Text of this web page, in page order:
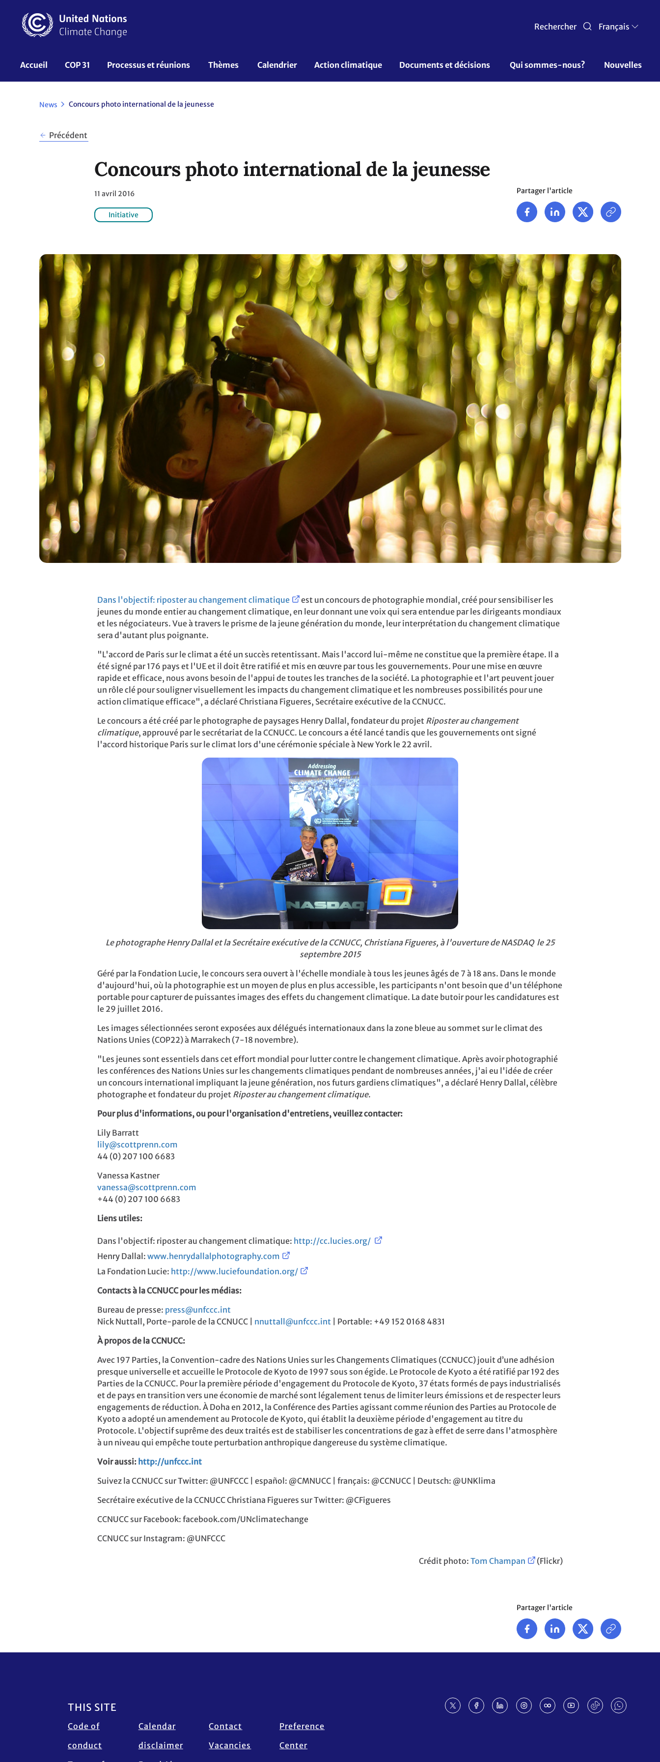
contenu
principal
Rechercher Français
UNFCCC
Nav
Accueil COP 31 Processus et réunions Thèmes Calendrier Action climatique Documents et décisions Qui sommes-nous? Nouvelles
News Concours photo international de la jeunesse
Précédent
Concours photo international de la jeunesse
11 avril 2016
Initiative
Partager l'article
Dans l'objectif: riposter au changement climatique
est un concours de photographie mondial, créé pour sensibiliser les
jeunes du monde entier au changement climatique, en leur donnant une voix qui sera entendue par les dirigeants mondiaux
et les négociateurs. Vue à travers le prisme de la jeune génération du monde, leur interprétation du changement climatique
sera d'autant plus poignante.
"L'accord de Paris sur le climat a été un succès retentissant. Mais l'accord lui-même ne constitue que la première étape. Il a
été signé par 176 pays et l'UE et il doit être ratifié et mis en œuvre par tous les gouvernements. Pour une mise en œuvre
rapide et efficace, nous avons besoin de l'appui de toutes les tranches de la société. La photographie et l'art peuvent jouer
un rôle clé pour souligner visuellement les impacts du changement climatique et les nombreuses possibilités pour une
action climatiqueefficace", a déclaré Christiana Figueres, Secrétaire exécutive de la CCNUCC.
Le concours a été créé par le photographe de paysages Henry Dallal, fondateur du projet Riposter au changement
climatique, approuvé par le secrétariat de la CCNUCC. Le concours a été lancé tandis que les gouvernements ont signé
l'accord historique Paris sur le climat lors d'une cérémonie spéciale à New York le 22 avril.
Le photographe Henry Dallal et la Secrétaire exécutive de la CCNUCC, Christiana Figueres, à l'ouverture de NASDAQ le 25
septembre 2015
Géré par la Fondation Lucie, le concours sera ouvert à l'échelle mondiale à tous les jeunes âgés de 7 à 18 ans. Dans le monde
d'aujourd'hui, où la photographie est un moyen de plus en plus accessible, les participants n'ont besoin que d'un téléphone
portable pour capturer de puissantes images des effets du changement climatique. La date butoir pour les candidatures est
le 29 juillet 2016.
Les images sélectionnées seront exposées aux délégués internationauxdans la zone bleue au sommet sur le climat des
Nations Unies (COP22) à Marrakech (7-18 novembre).
"Les jeunes sont essentiels dans cet effort mondial pour lutter contre le changement climatique. Après avoir photographié
les conférences des Nations Unies sur les changements climatiques pendant de nombreuses années, j'ai eu l'idée de créer
un concours international impliquant la jeune génération, nos futurs gardiens climatiques", a déclaré Henry Dallal, célèbre
photographe et fondateur du projet Riposter au changement climatique.
Pour plus d'informations, ou pour l'organisation d'entretiens, veuillez contacter:
Lily Barratt
lily@scottprenn.com
44 (0) 207 100 6683
Vanessa Kastner
vanessa@scottprenn.com
+44 (0) 207 100 6683
Liens utiles:
Dans l'objectif: riposter au changement climatique: http://cc.lucies.org/
Henry Dallal: www.henrydallalphotography.com
La Fondation Lucie: http://www.luciefoundation.org/
Contacts à la CCNUCC pour les médias:
Bureau de presse: press@unfccc.int
Nick Nuttall, Porte-parole de la CCNUCC | nnuttall@unfccc.int | Portable: +49 152 0168 4831
À propos de la CCNUCC:
Avec 197 Parties, la Convention-cadre des Nations Unies sur les Changements Climatiques (CCNUCC) jouit d’une adhésion
presque universelle et accueille le Protocole de Kyoto de 1997 sous son égide. Le Protocole de Kyoto a été ratifié par 192 des
Parties de la CCNUCC. Pour la première période d'engagement du Protocole de Kyoto, 37 états formés de pays industrialisés
et de pays en transition vers une économie de marché sont légalement tenus de limiter leurs émissions et de respecter leurs
engagements de réduction. À Doha en 2012, la Conférence des Parties agissant comme réunion des Parties au Protocole de
Kyoto a adopté un amendement au Protocole de Kyoto, qui établit la deuxième période d'engagement au titre du
Protocole. L'objectif suprême des deux traités est de stabiliser les concentrations de gaz à effet de serre dans l'atmosphère
à un niveau qui empêche toute perturbation anthropique dangereuse du système climatique.
Voir aussi: http://unfccc.int
Suivez la CCNUCC sur Twitter: @UNFCCC | español: @CMNUCC | français: @CCNUCC | Deutsch: @UNKlima
Secrétaire exécutive de la CCNUCC Christiana Figueres sur Twitter: @CFigueres
CCNUCC sur Facebook: facebook.com/UNclimatechange
CCNUCC sur Instagram: @UNFCCC
Crédit photo: Tom Champan (Flickr)
Partager l'article
Footer
THIS SITE
Code of
conduct
Calendar
disclaimer
Contact
Vacancies
Preference
Center